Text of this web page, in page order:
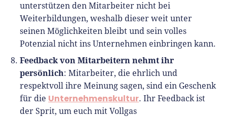
unterstützen den Mitarbeiter nicht bei
Weiterbildungen, weshalb dieser weit unter
seinen Möglichkeiten bleibt und sein volles
Potenzial nicht ins Unternehmen einbringen kann.
Feedback von Mitarbeitern nehmt ihr
persönlich: Mitarbeiter, die ehrlich und
respektvoll ihre Meinung sagen, sind ein Geschenk
für die Unternehmenskultur. Ihr Feedback ist
der Sprit, um euch mit Vollgas